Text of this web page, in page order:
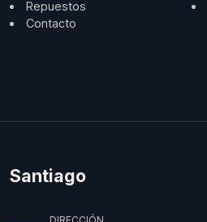
Repuestos
Contacto
Santiago